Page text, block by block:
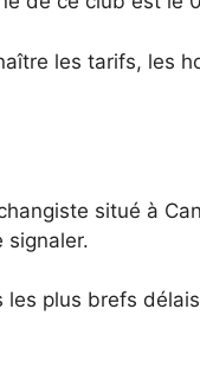
les tarifs, les
situé à
signaler.
les plus brefs